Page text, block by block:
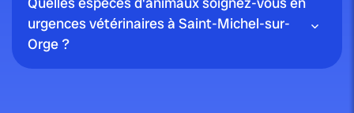
urgences vétérinaires à Saint-Michel-sur-
Orge ?